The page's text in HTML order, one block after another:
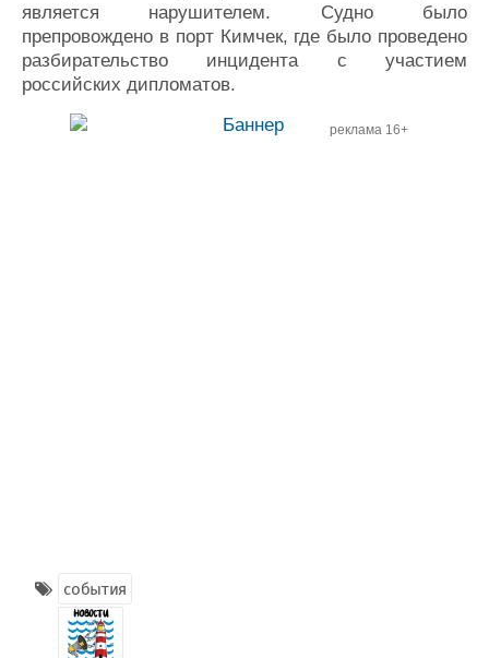
является нарушителем. Судно было
препровождено в порт Кимчек, где было проведено
разбирательство инцидента с участием
российских дипломатов.
реклама 16+
события